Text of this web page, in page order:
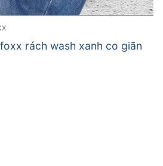
rách wash xanh co giãn